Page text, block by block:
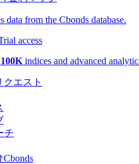
data from the Cbonds database.
access
100K indices and advanced
クエスト
チ